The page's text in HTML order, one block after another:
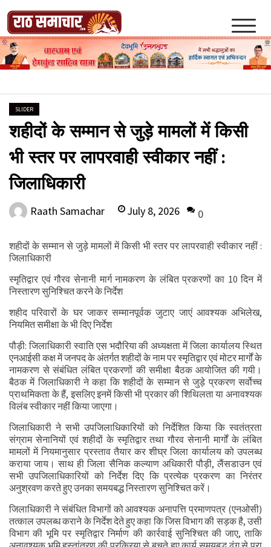
content
Raath Samachar
SLIDER
शहीदों के सम्मान से जुड़े मामलों में किसी
भी स्तर पर लापरवाही स्वीकार नहीं :
जिलाधिकारी
Raath Samachar July 8, 2026 0
शहीदों के सम्मान से जुड़े मामलों में किसी भी स्तर पर लापरवाही स्वीकार नहीं :
जिलाधिकारी
स्मृतिद्वार एवं गौरव सेनानी मार्ग नामकरण के लंबित प्रकरणों का 10 दिन में
निस्तारण सुनिश्चित करने के निर्देश
शहीद परिवारों के घर जाकर सम्मानपूर्वक जुटाए जाएं आवश्यक अभिलेख,
नियमित समीक्षा के भी दिए निर्देश
पौड़ी: जिलाधिकारी स्वाति एस भदौरिया की अध्यक्षता में जिला कार्यालय स्थित
एनआईसी कक्ष में जनपद के अंतर्गत शहीदों के नाम पर स्मृतिद्वार एवं मोटर मार्गों के
नामकरण से संबंधित लंबित प्रकरणों की समीक्षा बैठक आयोजित की गयी।
बैठक में जिलाधिकारी ने कहा कि शहीदों के सम्मान से जुड़े प्रकरण सर्वोच्च
प्राथमिकता के हैं, इसलिए इनमें किसी भी प्रकार की शिथिलता या अनावश्यक
विलंब स्वीकार नहीं किया जाएगा।
जिलाधिकारी ने सभी उपजिलाधिकारियों को निर्देशित किया कि स्वतंत्रता
संग्राम सेनानियों एवं शहीदों के स्मृतिद्वार तथा गौरव सेनानी मार्गों के लंबित
मामलों में नियमानुसार प्रस्ताव तैयार कर शीघ्र जिला कार्यालय को उपलब्ध
कराया जाय। साथ ही जिला सैनिक कल्याण अधिकारी पौड़ी, लैंसडाउन एवं
सभी उपजिलाधिकारियों को निर्देश दिए कि प्रत्येक प्रकरण का निरंतर
अनुश्रवण करते हुए उनका समयबद्ध निस्तारण सुनिश्चित करें।
जिलाधिकारी ने संबंधित विभागों को आवश्यक अनापत्ति प्रमाणपत्र (एनओसी)
तत्काल उपलब्ध कराने के निर्देश देते हुए कहा कि जिस विभाग की सड़क है, उसी
विभाग की भूमि पर स्मृतिद्वार निर्माण की कार्रवाई सुनिश्चित की जाए, ताकि